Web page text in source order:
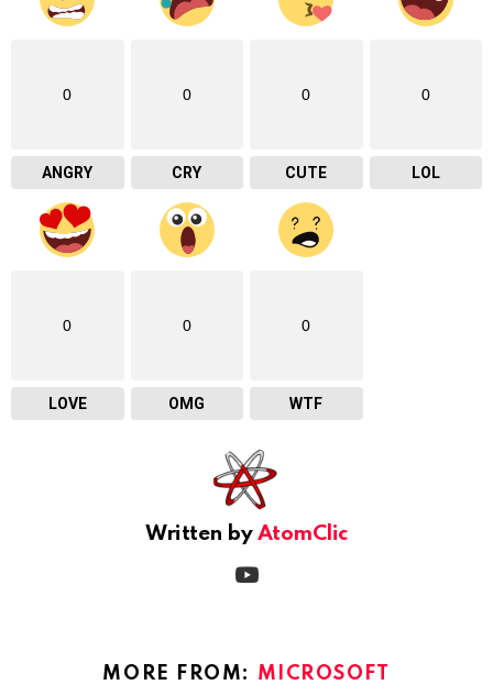
0
ANGRY
0
CRY
0
CUTE
0
LOL
0
LOVE
0
OMG
0
WTF
Written by AtomClic
MORE FROM: MICROSOFT